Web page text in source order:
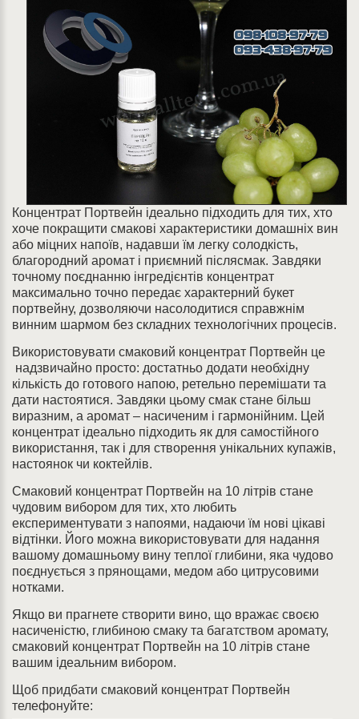
Концентрат Портвейн ідеально підходить для тих, хто
хоче покращити смакові характеристики домашніх вин
або міцних напоїв, надавши їм легку солодкість,
благородний аромат і приємний післясмак. Завдяки
точному поєднанню інгредієнтів концентрат
максимально точно передає характерний букет
портвейну, дозволяючи насолодитися справжнім
винним шармом без складних технологічних процесів.
Використовувати смаковий концентрат Портвейн це
надзвичайно просто: достатньо додати необхідну
кількість до готового напою, ретельно перемішати та
дати настоятися. Завдяки цьому смак стане більш
виразним, а аромат – насиченим і гармонійним. Цей
концентрат ідеально підходить як для самостійного
використання, так і для створення унікальних купажів,
настоянок чи коктейлів.
Смаковий концентрат Портвейн на 10 літрів стане
чудовим вибором для тих, хто любить
експериментувати з напоями, надаючи їм нові цікаві
відтінки. Його можна використовувати для надання
вашому домашньому вину теплої глибини, яка чудово
поєднується з прянощами, медом або цитрусовими
нотками.
Якщо ви прагнете створити вино, що вражає своєю
насиченістю, глибиною смаку та багатством аромату,
смаковий концентрат Портвейн на 10 літрів стане
вашим ідеальним вибором.
Щоб придбати смаковий концентрат Портвейн
телефонуйте: